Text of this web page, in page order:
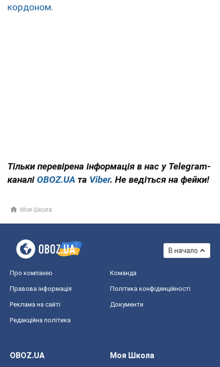
кордоном.
Тільки перевірена інформація в нас у Telegram-
каналі OBOZ.UA та Viber. Не ведіться на фейки!
Моя Школа
В начало
Про компанію Команда
Правова інформація Політика конфіденційності
Реклама на сайті Документи
Редакційна політика
OBOZ.UA
Моя Школа